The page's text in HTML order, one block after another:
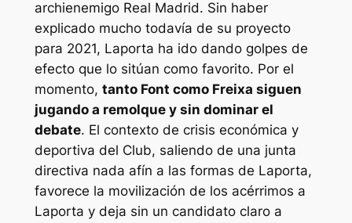
archienemigo Real Madrid. Sin haber
explicado mucho todavía de su proyecto
para 2021, Laporta ha ido dando golpes de
efecto que lo sitúan como favorito. Por el
momento, tanto Font como Freixa siguen
jugando a remolque y sin dominar el
debate. El contexto de crisis económica y
deportiva del Club, saliendo de una junta
directiva nada afín a las formas de Laporta,
favorece la movilización de los acérrimos a
Laporta y deja sin un candidato claro a